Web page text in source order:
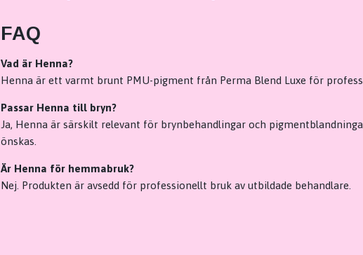
FAQ
Vad är Henna?
Henna är ett varmt brunt PMU-pigment från Perma Blend Luxe för
Passar Henna till bryn?
Ja, Henna är särskilt relevant för brynbehandlingar och
önskas.
Är Henna för hemmabruk?
Nej. Produkten är avsedd för professionellt bruk av utbildade behandlare.